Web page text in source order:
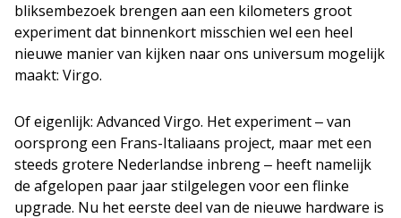
bliksembezoek brengen aan een kilometers groot
experiment dat binnenkort misschien wel een heel
nieuwe manier van kijken naar ons universum mogelijk
maakt: Virgo.
Of eigenlijk: Advanced Virgo. Het experiment ‒ van
oorsprong een Frans-Italiaans project, maar met een
steeds grotere Nederlandse inbreng ‒ heeft namelijk
de afgelopen paar jaar stilgelegen voor een flinke
upgrade. Nu het eerste deel van de nieuwe hardware is